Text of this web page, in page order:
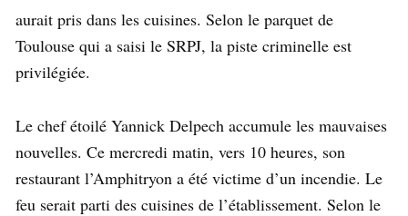
aurait pris dans les cuisines. Selon le parquet de
Toulouse qui a saisi le SRPJ, la piste criminelle est
privilégiée.
Le chef étoilé Yannick Delpech accumule les mauvaises
nouvelles. Ce mercredi matin, vers 10 heures, son
restaurant l’Amphitryon a été victime d’un incendie. Le
feu serait parti des cuisines de l’établissement. Selon le